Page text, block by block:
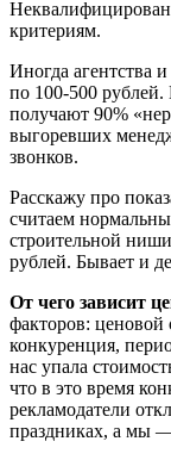
критериям.
Иногда агентства
по 100-500
получают 90%
выгоревших
звонков.
Расскажу про
считаем
строительной
рублей. Бывает и
От чего зависит
факторов: ценовой
конкуренция,
нас упала
что в это время
рекламодатели
праздниках, а мы